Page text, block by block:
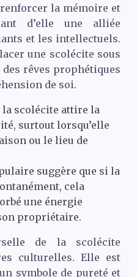
la mémoire et
d’elle une alliée
et les intellectuels.
une scolécite sous
rêves prophétiques
de soi.
scolécite attire la
surtout lorsqu’elle
ou le lieu de
suggère que si la
cela
une énergie
propriétaire.
de la scolécite
culturelles. Elle est
symbole de pureté et